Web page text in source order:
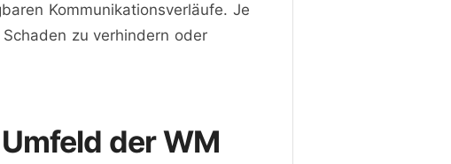
Kommunikationsverläufe. Je
zu verhindern oder
der WM